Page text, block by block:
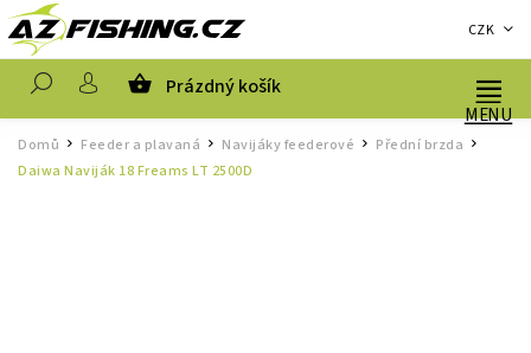
CZK
Prázdný košík
Domů / Feeder a plavaná / Navijáky feederové / Přední brzda /
Daiwa Naviják 18 Freams LT 2500D